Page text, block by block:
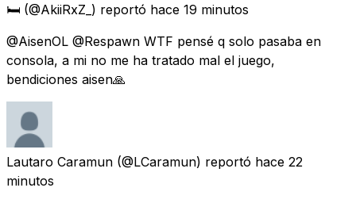
🛏 (@AkiiRxZ_) reportó hace 19 minutos
@AisenOL @Respawn WTF pensé q solo pasaba en
consola, a mi no me ha tratado mal el juego,
bendiciones aisen🙏
Lautaro Caramun (@LCaramun) reportó hace 22
minutos